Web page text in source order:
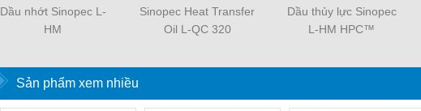
Dầu nhớt Sinopec L-
HM
Sinopec Heat Transfer
Oil L-QC 320
Dầu thủy lực Sinopec
L-HM HPC™
Sản phẩm xem nhiều